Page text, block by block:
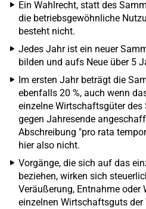
Ein Wahlrecht, statt des
die betriebsgewöhnliche
besteht nicht.
Jedes Jahr ist ein neuer
bilden und aufs Neue über 5
Im ersten Jahr beträgt die
ebenfalls 20 %, auch wenn
einzelne Wirtschaftsgüter
gegen Jahresende
Abschreibung "pro rata
hier also nicht.
Vorgänge, die sich auf das
beziehen, wirken sich
Veräußerung, Entnahme oder
einzelnen Wirtschaftsguts